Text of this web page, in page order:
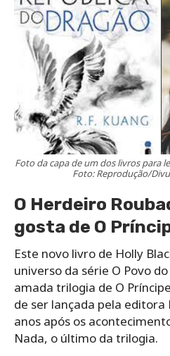
Foto da capa de um dos livros para
Foto: Reprodução/
O Herdeiro
gosta de O
Este novo livro de Holly
universo da série O Povo
amada trilogia de O
de ser lançada pela editora
anos após os
Nada, o último da trilogia.